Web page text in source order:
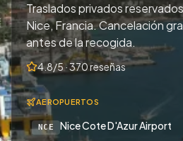
Traslados privados
Nice, Francia. Cancelación
antes de la recogida.
4.8/5 · 370 reseñas
AEROPUERTOS
NCE Nice Cote D'Azur Airport